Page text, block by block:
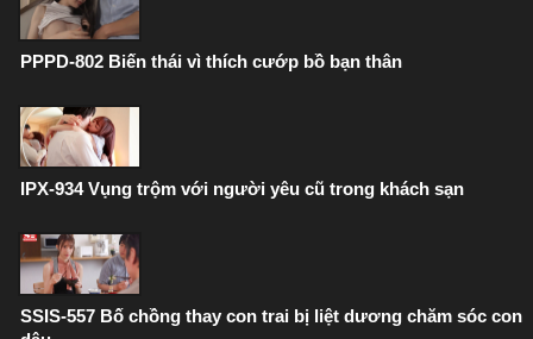
PPPD-802 Biến thái vì thích cướp bồ bạn thân
IPX-934 Vụng trộm với người yêu cũ trong khách sạn
SSIS-557 Bố chồng thay con trai bị liệt dương chăm sóc con